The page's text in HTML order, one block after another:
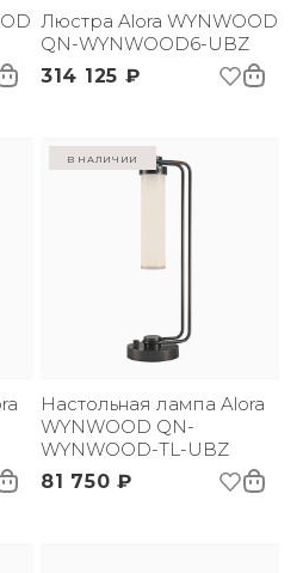
Люстра Alora WYNWOOD
QN-WYNWOOD6-UBZ
314 125 ₽
в наличии
Настольная лампа Alora
WYNWOOD QN-
WYNWOOD-TL-UBZ
81 750 ₽